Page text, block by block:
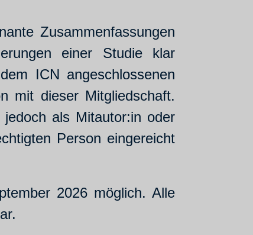
Zusammenfassungen
einer Studie klar
ICN angeschlossenen
mit dieser Mitgliedschaft.
als Mitautor:in oder
Person eingereicht
2026 möglich. Alle